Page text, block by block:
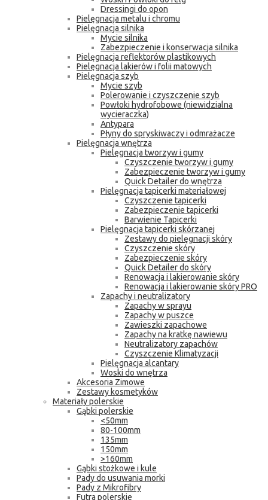
Dressingi do opon
Pielęgnacja metalu i chromu
Pielęgnacja silnika
Mycie silnika
Zabezpieczenie i konserwacja silnika
Pielęgnacja reflektorów plastikowych
Pielęgnacja lakierów i folii matowych
Pielęgnacja szyb
Mycie szyb
Polerowanie i czyszczenie szyb
Powłoki hydrofobowe (niewidzialna
wycieraczka)
Antypara
Płyny do spryskiwaczy i odmrażacze
Pielęgnacja wnętrza
Pielęgnacja tworzyw i gumy
Czyszczenie tworzyw i gumy
Zabezpieczenie tworzyw i gumy
Quick Detailer do wnętrza
Pielęgnacja tapicerki materiałowej
Czyszczenie tapicerki
Zabezpieczenie tapicerki
Barwienie Tapicerki
Pielęgnacja tapicerki skórzanej
Zestawy do pielęgnacji skóry
Czyszczenie skóry
Zabezpieczenie skóry
Quick Detailer do skóry
Renowacja i lakierowanie skóry
Renowacja i lakierowanie skóry PRO
Zapachy i neutralizatory
Zapachy w sprayu
Zapachy w puszce
Zawieszki zapachowe
Zapachy na kratkę nawiewu
Neutralizatory zapachów
Czyszczenie Klimatyzacji
Pielęgnacja alcantary
Woski do wnętrza
Akcesoria Zimowe
Zestawy kosmetyków
Materiały polerskie
Gąbki polerskie
<50mm
80-100mm
135mm
150mm
>160mm
Gąbki stożkowe i kule
Pady do usuwania morki
Pady z Mikrofibry
Futra polerskie